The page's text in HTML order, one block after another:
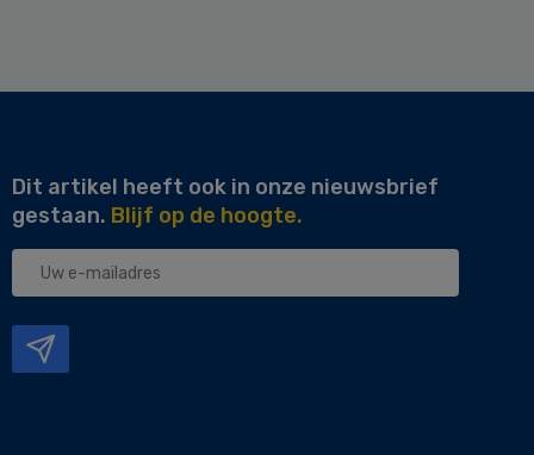
Dit artikel heeft ook in onze nieuwsbrief
gestaan. Blijf op de hoogte.
Uw